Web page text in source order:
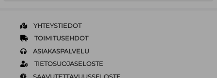
consul of Rome.
When she tried to kill Valerius her first night as his slave, her
she's paraded in front of the other senators for their amusement.
But Trajan Tiberius, the newly elected tribune to the senate, is
different. He has no love for the brutality around him. When he
YHTEYSTIEDOT
TOIMITUSEHDOT
ASIAKASPALVELU
TIETOSUOJASELOSTE